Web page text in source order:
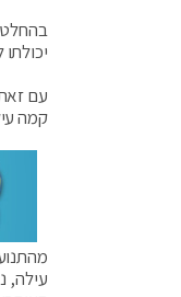
עם
קמה
עילה,